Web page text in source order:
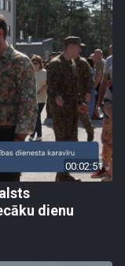
00:02:51
dienu